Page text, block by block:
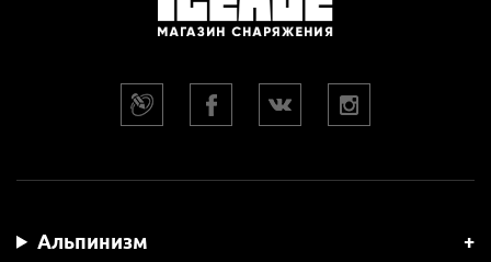
Альпинизм